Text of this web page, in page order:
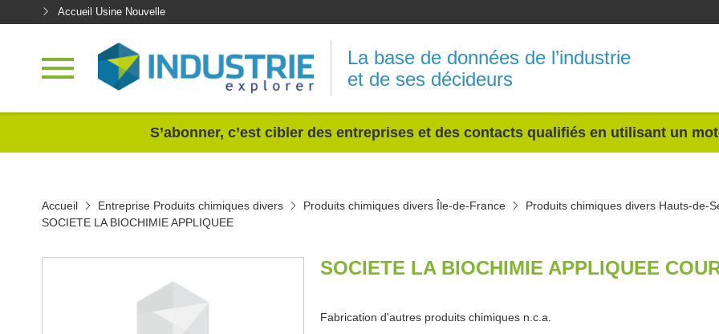
Accueil Usine Nouvelle
La base de données de l’industrie
et de ses décideurs
S’abonner, c’est cibler des entreprises et des contacts qualifiés en utilisant un
Accueil Entreprise Produits chimiques divers Produits chimiques divers Île-de-France
Produits chimiques divers Hauts-de-
SOCIETE LA BIOCHIMIE APPLIQUEE
SOCIETE LA BIOCHIMIE APPLIQUEE
Fabrication d'autres produits chimiques n.c.a.